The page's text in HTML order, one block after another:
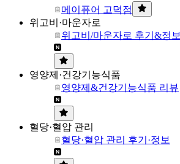
메이퓨어 고덕점
위고비·마운자로
위고비/마운자로 후기&정보
영양제·건강기능식품
영양제&건강기능식품 리뷰
혈당·혈압 관리
혈당·혈압 관리 후기·정보